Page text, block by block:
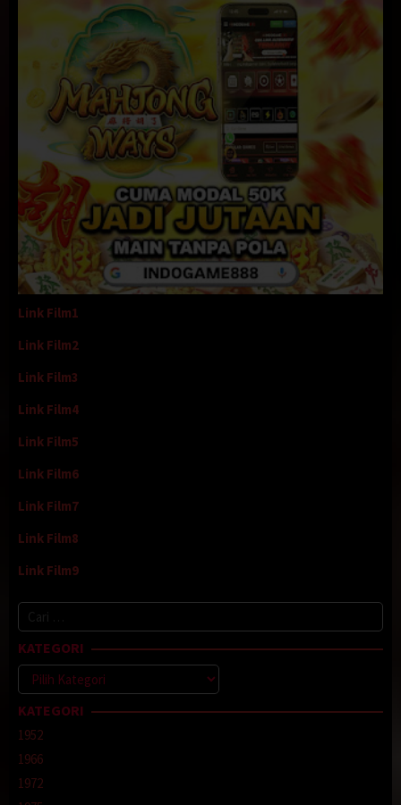
Link Film1
Link Film2
Link Film3
Link Film4
Link Film5
Link Film6
Link Film7
Link Film8
Link Film9
Cari
untuk:
KATEGORI
Kategori
KATEGORI
1952
1966
1972